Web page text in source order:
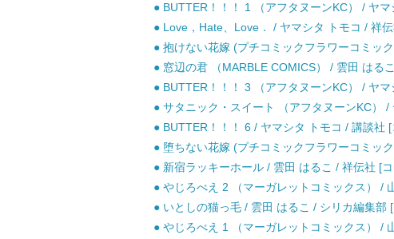
● BUTTER！！！ 1 （アフタヌーンKC） / ヤ
● Love，Hate、Love． / ヤマシタ トモコ / 祥
● 抱けない花嫁 (プチコミックフラワーコミッ
● 窓辺の君 （MARBLE COMICS） / 雲田 はる
● BUTTER！！！ 3 （アフタヌーンKC） / ヤ
● サタニック・スイート （アフタヌーンKC）
● BUTTER！！！ 6 / ヤマシタ トモコ / 講談社 [
● 堕ちない花嫁 (プチコミックフラワーコミッ
● 新宿ラッキーホール / 雲田 はるこ / 祥伝社 [
● やじろべえ 2 （マーガレットコミックス） /
● いとしの猫っ毛 / 雲田 はるこ / シリカ編集部
● やじろべえ 1 （マーガレットコミックス） /